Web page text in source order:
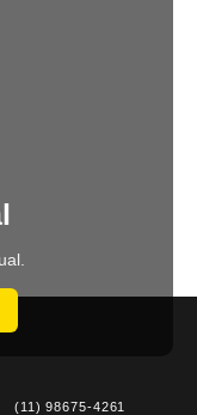
(11) 98675-4261